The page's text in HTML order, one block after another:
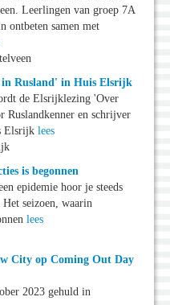
Leerlingen van groep 7A
ontbeten samen met
Rusland' in Huis Elsrijk
de Elsrijklezing 'Over
Ruslandkenner en schrijver
Elsrijk lees
is begonnen
epidemie hoor je steeds
Het seizoen, waarin
lees
City op Coming Out Day
2023 gehuld in